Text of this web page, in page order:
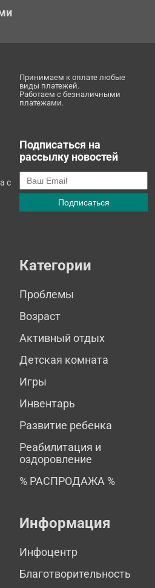
Принимаем к оплате любые
виды платежей.
Работаем с безналичными
платежами.
с
Подписаться на
рассылку новостей
Категории
Проблемы
Возраст
Активный отдых
Детская комната
Игры
Инвентарь
Развитие ребенка
Реабилитация и
оздоровление
% РАСПРОДАЖА %
Информация
Инфоцентр
Благотворительность